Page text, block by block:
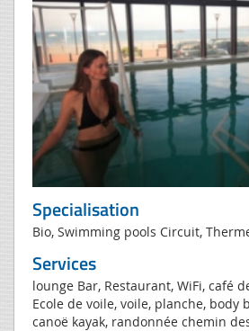
Specialisation
Bio, Swimming pools Circuit,
Services
lounge Bar, Restaurant, WiFi, café
Ecole de voile, voile, planche, body
canoë kayak, randonnée chemin